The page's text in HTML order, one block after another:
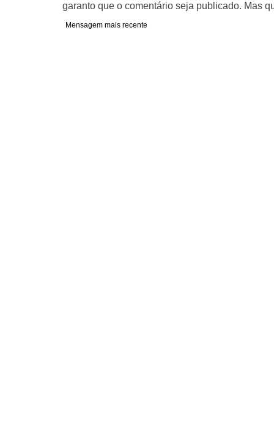
garanto que o comentário seja publicado. Mas
Mensagem mais recente